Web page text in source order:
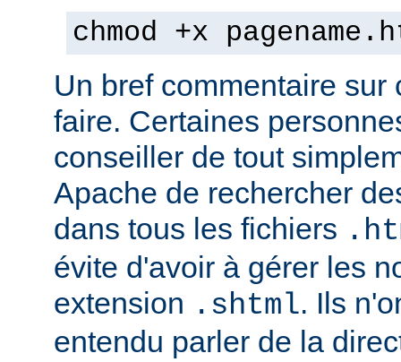
chmod +x
Un bref commentaire sur
faire. Certaines
conseiller de tout
Apache de rechercher
dans tous les fichiers
évite d'avoir à gérer les
extension .shtml. Ils
entendu parler de la